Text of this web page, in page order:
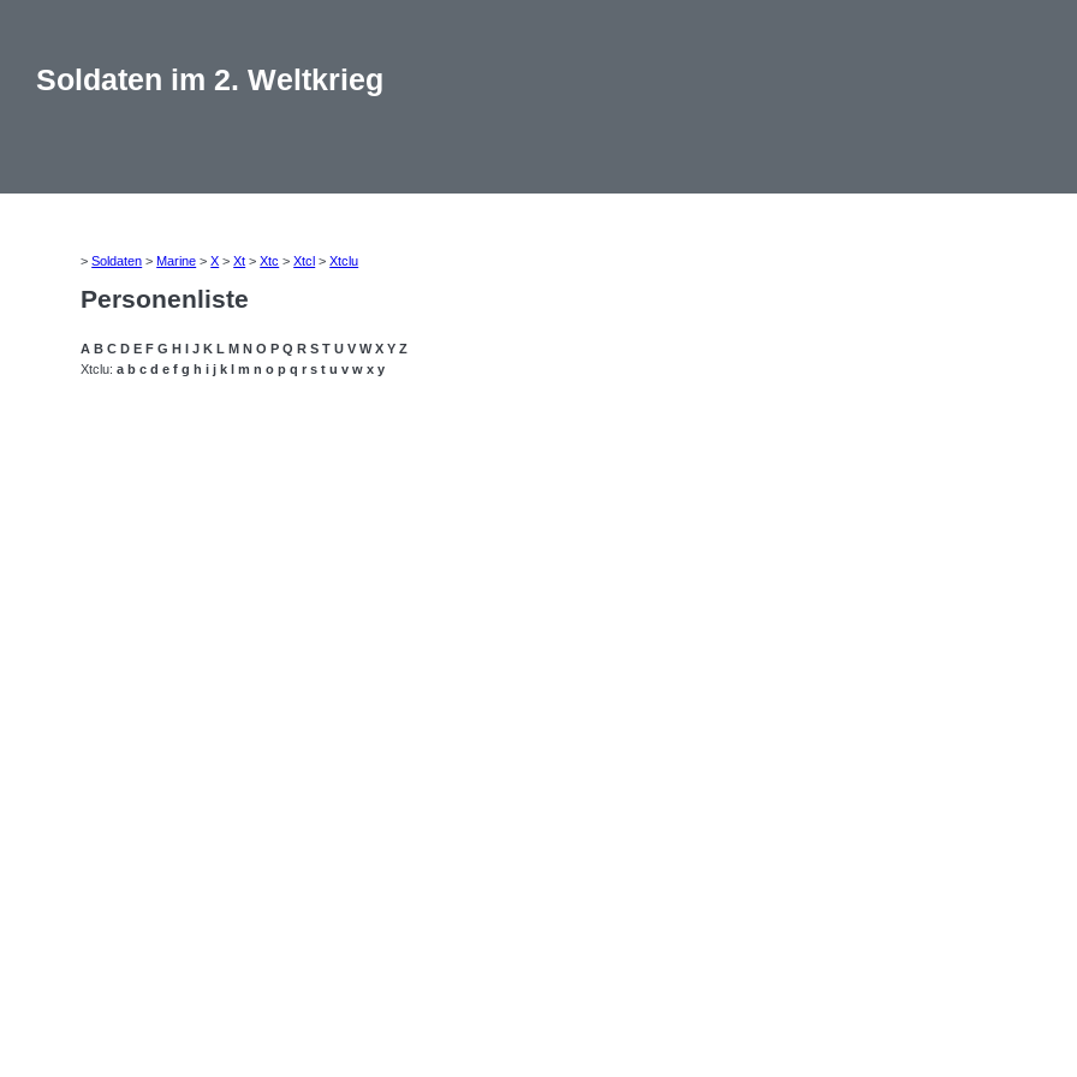
Soldaten im 2. Weltkrieg
>Soldaten >Marine >X >Xt >Xtc >Xtcl >Xtclu
Personenliste
A B C D E F G H I J K L M N O P Q R S T U V W X Y Z
Xtclu:a b c d e f g h i j k l m n o p q r s t u v w x y